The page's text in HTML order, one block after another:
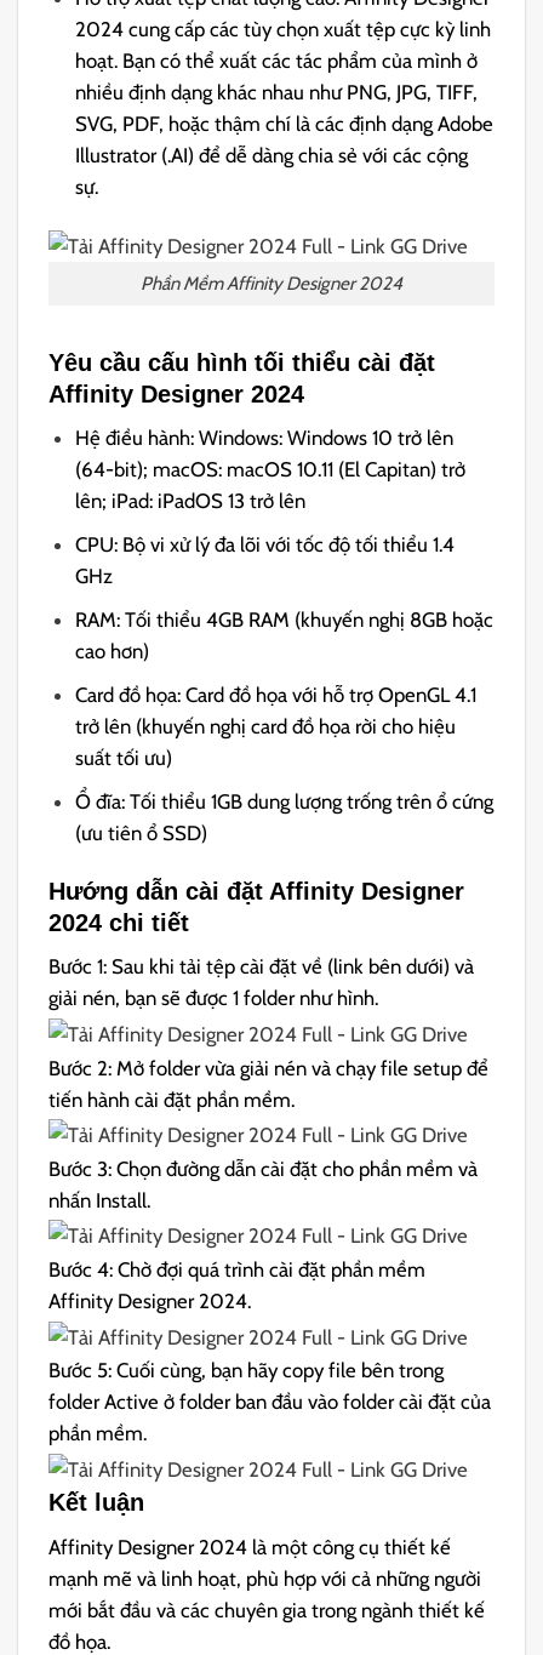
2024 cung cấp các tùy chọn xuất tệp cực kỳ linh
hoạt. Bạn có thể xuất các tác phẩm của mình ở
nhiều định dạng khác nhau như PNG, JPG, TIFF,
SVG, PDF, hoặc thậm chí là các định dạng Adobe
Illustrator (.AI) để dễ dàng chia sẻ với các cộng
sự.
Phần Mềm Affinity Designer 2024
Yêu cầu cấu hình tối thiểu cài đặt
Affinity Designer 2024
Hệ điều hành: Windows: Windows 10 trở lên
(64-bit); macOS: macOS 10.11 (El Capitan) trở
lên; iPad: iPadOS 13 trở lên
CPU: Bộ vi xử lý đa lõi với tốc độ tối thiểu 1.4
GHz
RAM: Tối thiểu 4GB RAM (khuyến nghị 8GB hoặc
cao hơn)
Card đồ họa: Card đồ họa với hỗ trợ OpenGL 4.1
trở lên (khuyến nghị card đồ họa rời cho hiệu
suất tối ưu)
Ổ đĩa: Tối thiểu 1GB dung lượng trống trên ổ cứng
(ưu tiên ổ SSD)
Hướng dẫn cài đặt Affinity Designer
2024 chi tiết
Bước 1: Sau khi tải tệp cài đặt về (link bên dưới)và
giải nén, bạn sẽ được 1 folder như hình.
Bước 2: Mở folder vừa giải nén và chạy file setup để
tiến hành cài đặt phần mềm.
Bước 3: Chọn đường dẫn cài đặt cho phần mềm và
nhấn Install.
Bước 4: Chờ đợi quá trình cài đặt phần mềm
Affinity Designer 2024.
Bước 5: Cuối cùng, bạn hãy copy file bên trong
folder Active ở folder ban đầu vào folder cài đặt của
phần mềm.
Kết luận
Affinity Designer 2024 là một công cụ thiết kế
mạnh mẽ và linh hoạt, phù hợp với cả những người
mới bắt đầu và các chuyên gia trong ngành thiết kế
đồ họa.